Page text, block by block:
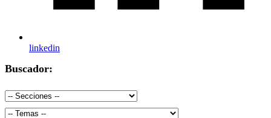
linkedin
Buscador: